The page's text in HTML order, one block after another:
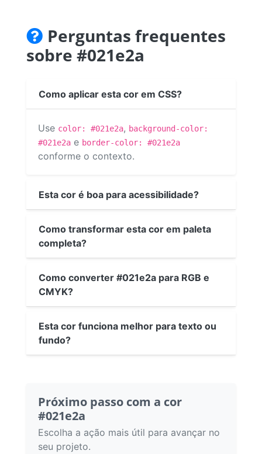
Perguntas frequentes
sobre #021e2a
Como aplicar esta cor em CSS?
Use color: #021e2a, background-color:
#021e2a e border-color: #021e2a
conforme o contexto.
Esta cor é boa para acessibilidade?
Como transformar esta cor em paleta
completa?
Como converter #021e2a para RGB e
CMYK?
Esta cor funciona melhor para texto ou
fundo?
Próximo passo com a cor
#021e2a
Escolha a ação mais útil para avançar no
seu projeto.